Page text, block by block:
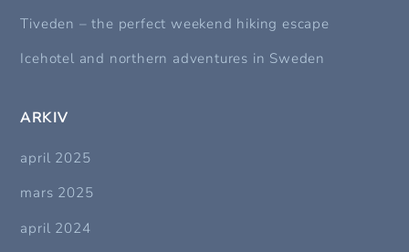
Tiveden – the perfect weekend hiking escape
Icehotel and northern adventures in Sweden
ARKIV
april 2025
mars 2025
april 2024